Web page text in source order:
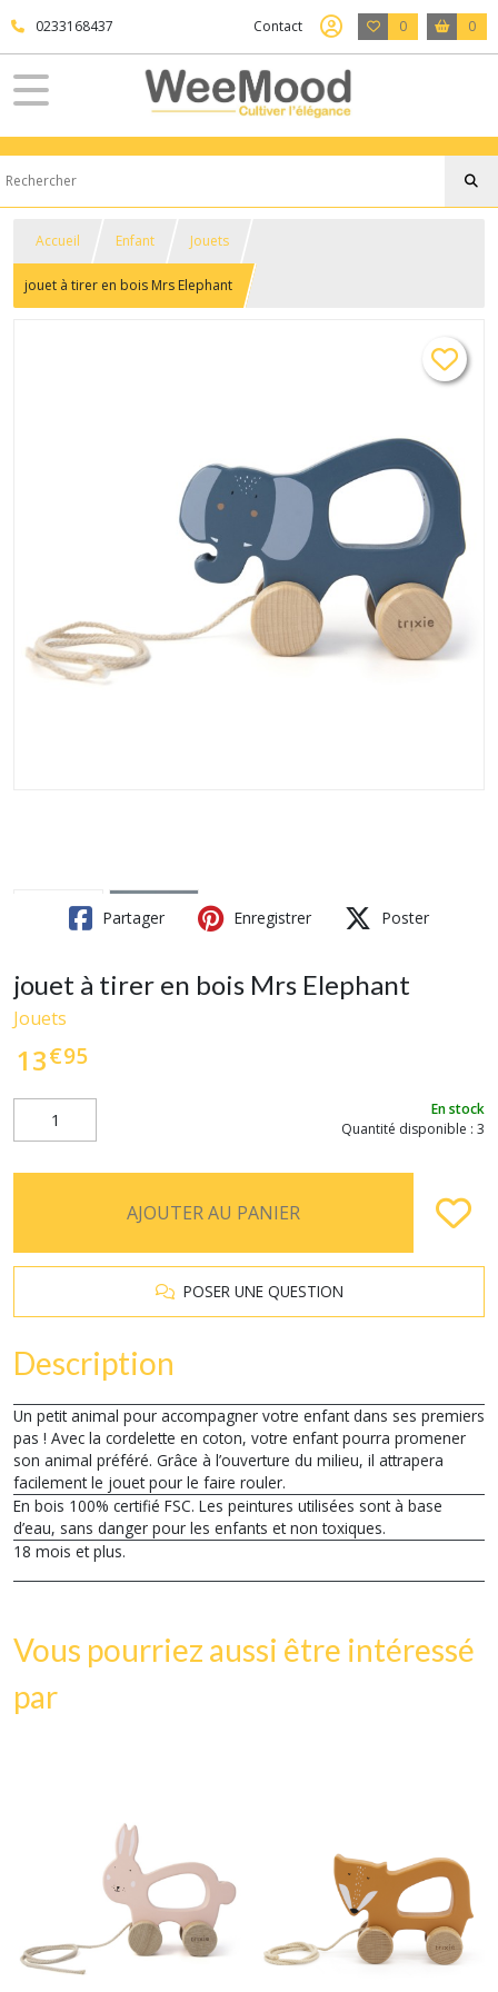
0233168437 Contact 0 0
Accueil Enfant Jouets
jouet à tirer en bois Mrs Elephant
Partager Enregistrer Poster
jouet à tirer en bois Mrs Elephant
Jouets
13€95
En stock
Quantité disponible : 3
AJOUTER AU PANIER
POSER UNE QUESTION
Description
Un petit animal pour accompagner votre enfant dans ses premiers
pas ! Avec la cordelette en coton, votre enfant pourra promener
son animal préféré. Grâce à l’ouverture du milieu, il attrapera
facilement le jouet pour le faire rouler.
En bois 100% certifié FSC. Les peintures utilisées sont à base
d’eau, sans danger pour les enfants et non toxiques.
18 mois et plus.
Vous pourriez aussi être intéressé
par